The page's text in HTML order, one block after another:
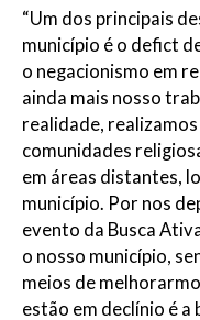
“Um dos principais
município é o defict
o negacionismo em
ainda mais nosso
realidade,
comunidades
em áreas distantes,
município. Por nos
evento da Busca
o nosso município,
meios de
estão em declínio é a